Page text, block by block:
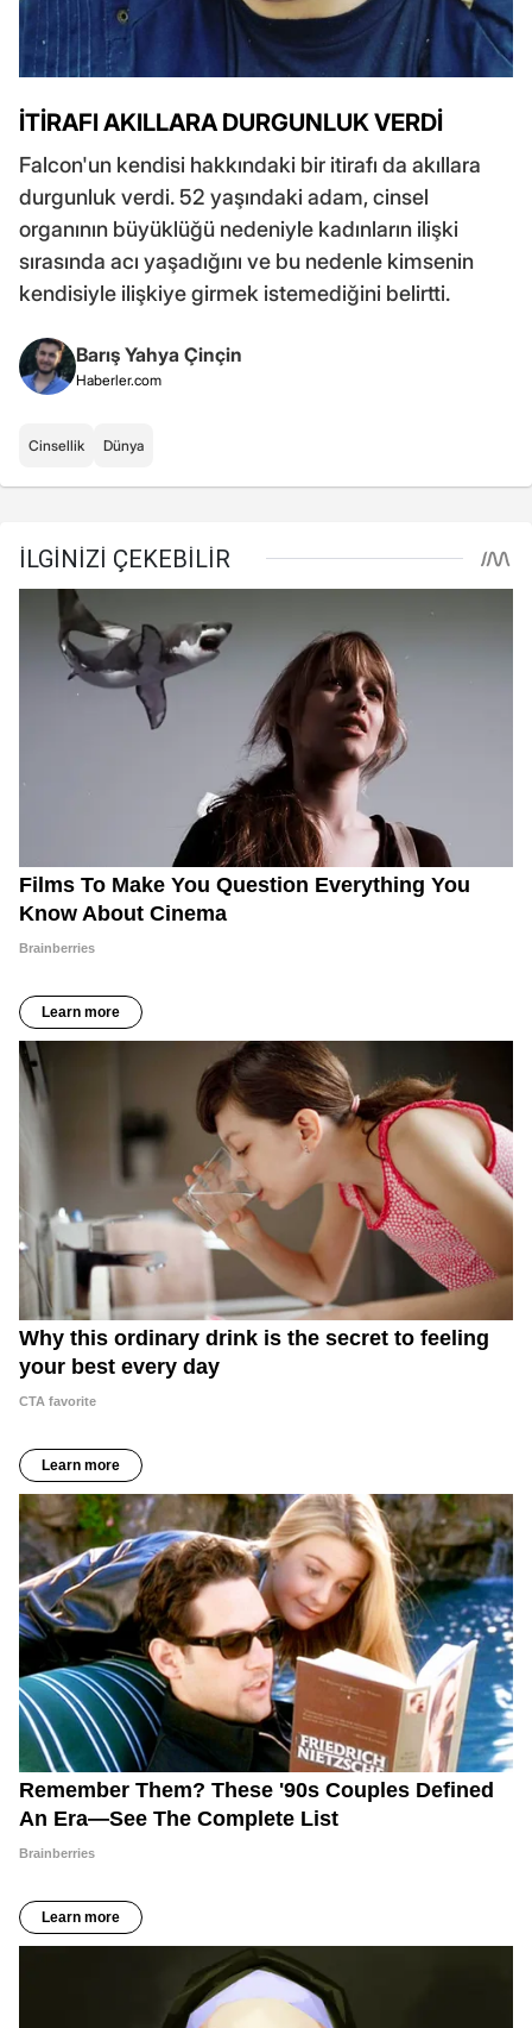
İTİRAFI AKILLARA DURGUNLUK VERDİ
Falcon'un kendisi hakkındaki bir itirafı da akıllara
durgunluk verdi. 52 yaşındaki adam, cinsel
organının büyüklüğü nedeniyle kadınların ilişki
sırasında acı yaşadığını ve bu nedenle kimsenin
kendisiyle ilişkiye girmek istemediğini belirtti.
Barış Yahya Çinçin
Haberler.com
Cinsellik Dünya